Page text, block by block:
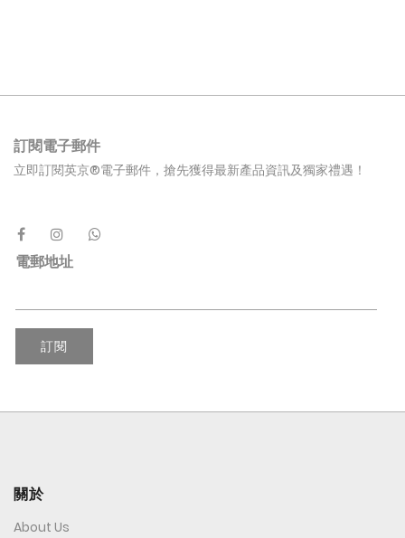
訂閱電子郵件
立即訂閱英京®電子郵件，搶先獲得最新產品資訊及獨家禮遇！
電郵地址
訂閱
關於
About Us